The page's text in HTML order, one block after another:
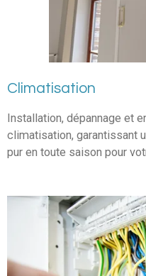
Climatisation
Installation, dépannage et
climatisation, garantissant
pur en toute saison pour